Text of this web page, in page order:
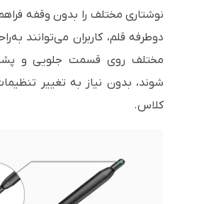
نوشتاری مختلف را بدون وقفه
دوطرفه قلم، کاربران می‌توانند
مختلف روی قسمت جلویی و
شوند، بدون نیاز به تغییر
کلاس.